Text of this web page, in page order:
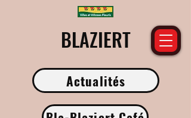
​BLAZIERT
Actualités